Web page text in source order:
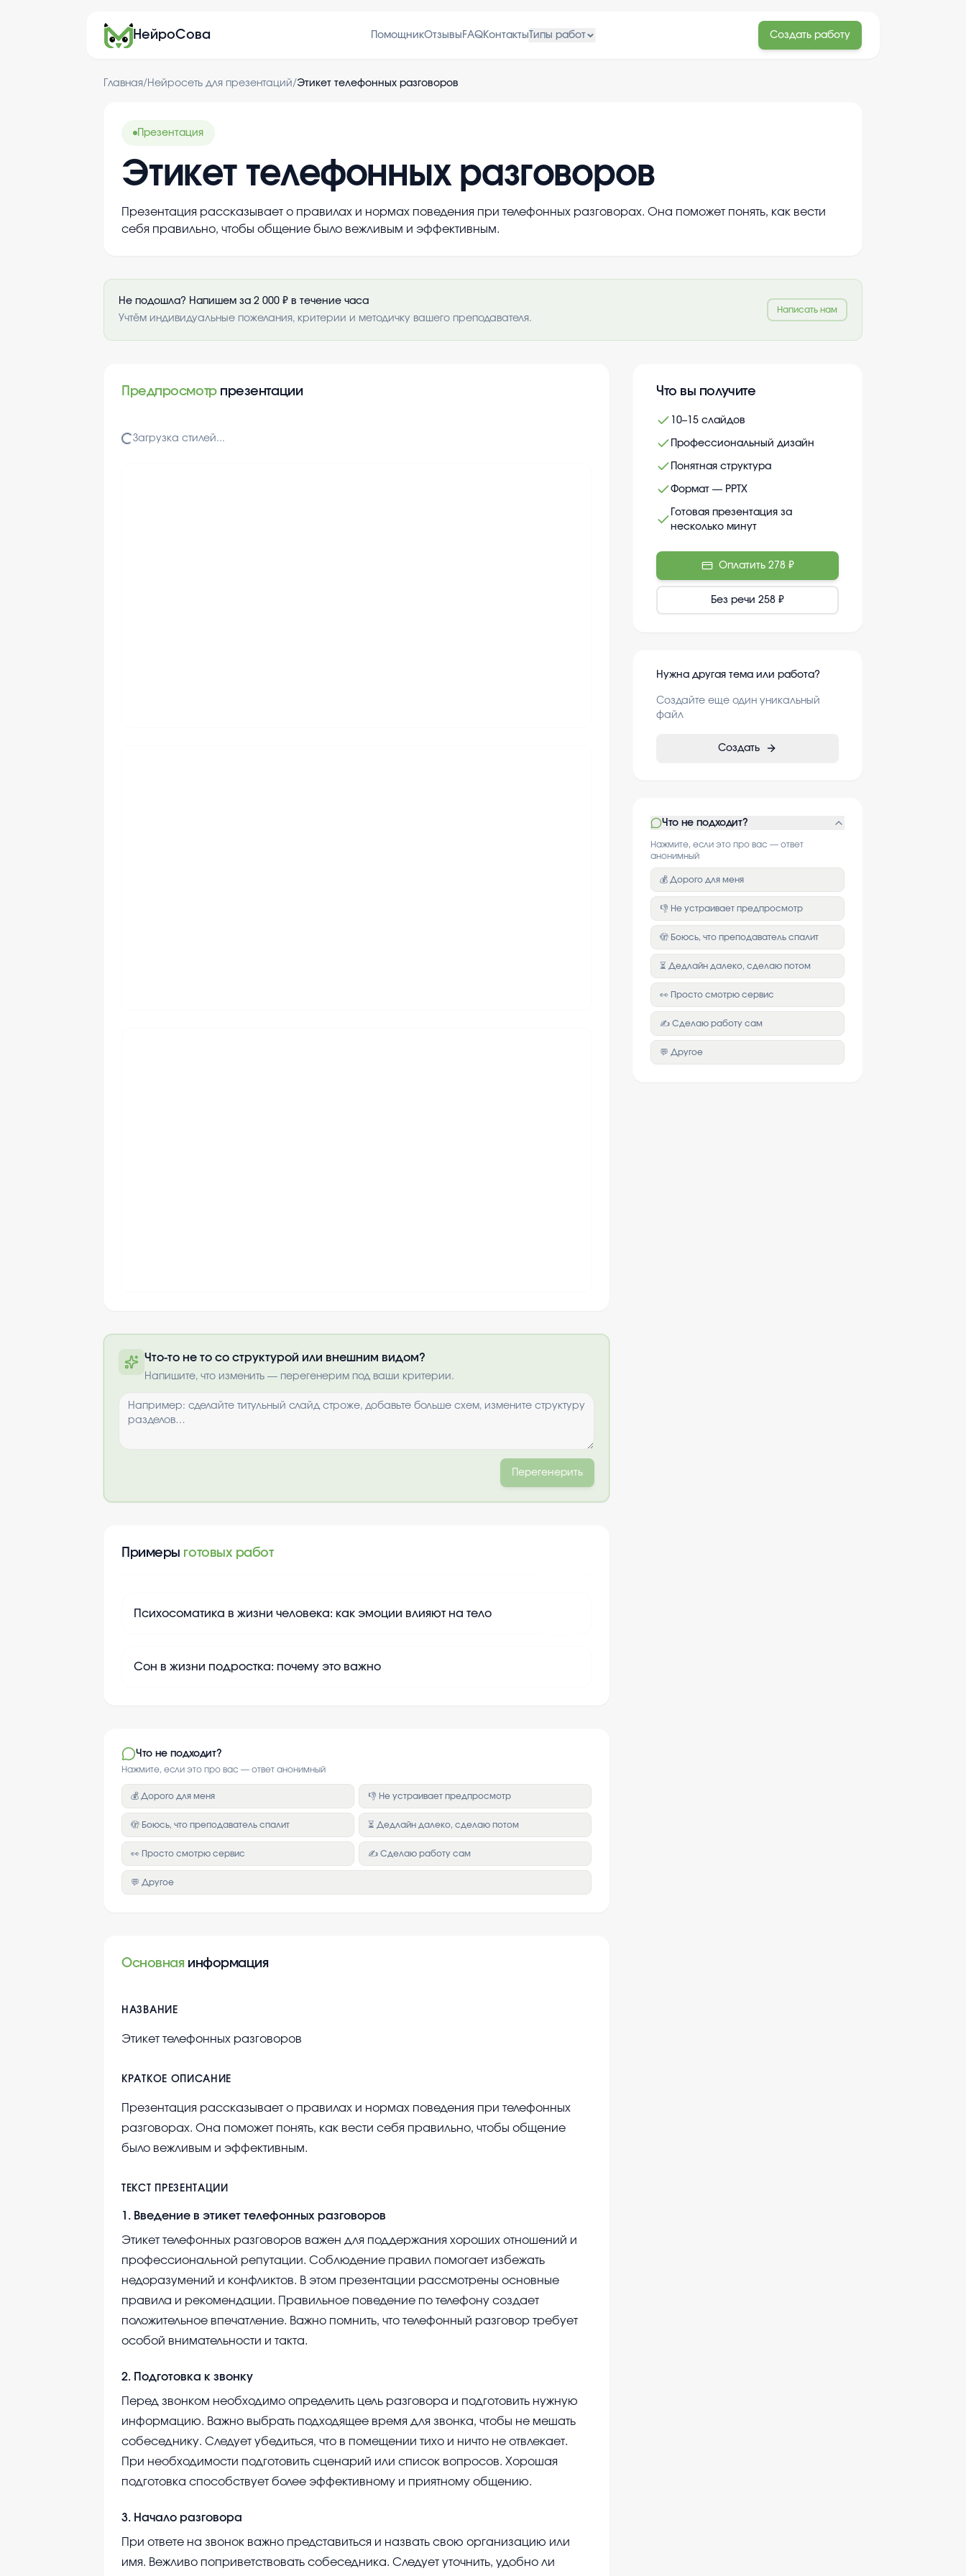
НейроСова ПомощникОтзывы FAQКонтакты Типы работ Создать работу
Главная/ Нейросеть для презентаций/Этикет телефонных разговоров
Презентация
Этикет телефонных разговоров
Презентация рассказывает о правилах и нормах поведения при телефонных разговорах. Она поможет понять, как вести
себя правильно, чтобы общение было вежливым и эффективным.
Не подошла? Напишем за 2 000 ₽ в течение часа
Учтём индивидуальные пожелания, критерии и методичку вашего преподавателя.
Написать нам
Предпросмотр презентации
Загрузка стилей...
Полную презентацию можно получить по
почте после оплаты
Выбрать опции
Что-то не то со структурой или внешним видом?
Напишите, что изменить — перегенерим под ваши критерии.
Перегенерить
Примеры готовых работ
Психосоматика в жизни человека: как эмоции влияют на тело
Сон в жизни подростка: почему это важно
Что не подходит?
Нажмите, если это про вас — ответ анонимный
💰 Дорого для меня 👎 Не устраивает предпросмотр
🫣 Боюсь, что преподаватель спалит ⏳ Дедлайн далеко, сделаю потом
👀 Просто смотрю сервис ✍️ Сделаю работу сам
💬 Другое
Основная информация
НАЗВАНИЕ
Этикет телефонных разговоров
КРАТКОЕ ОПИСАНИЕ
Презентация рассказывает о правилах и нормах поведения при телефонных
разговорах. Она поможет понять, как вести себя правильно, чтобы общение
было вежливым и эффективным.
ТЕКСТ ПРЕЗЕНТАЦИИ
1 . Введение в этикет телефонных разговоров
Этикет телефонных разговоров важен для поддержания хороших отношений и
профессиональной репутации. Соблюдение правил помогает избежать
недоразумений и конфликтов. В этом презентации рассмотрены основные
правила и рекомендации. Правильное поведение по телефону создает
положительное впечатление. Важно помнить, что телефонный разговор требует
особой внимательности и такта.
2. Подготовка к звонку
Перед звонком необходимо определить цель разговора и подготовить нужную
информацию. Важно выбрать подходящее время для звонка, чтобы не мешать
собеседнику. Следует убедиться, что в помещении тихо и ничто не отвлекает.
При необходимости подготовить сценарий или список вопросов. Хорошая
подготовка способствует более эффективному и приятному общению.
3. Начало разговора
При ответе на звонок важно представиться и назвать свою организацию или
имя. Вежливо поприветствовать собеседника. Следует уточнить, удобно ли
Что вы получите
10–15 слайдов
Профессиональный дизайн
Понятная структура
Формат — PPTX
Готовая презентация за
несколько минут
Оплатить 278 ₽
Без речи 258 ₽
Нужна другая тема или работа?
Создайте еще один уникальный
файл
Создать
Что не подходит?
Нажмите, если это про вас — ответ
анонимный
💰 Дорого для меня
👎 Не устраивает предпросмотр
🫣 Боюсь, что преподаватель спалит
⏳ Дедлайн далеко, сделаю потом
👀 Просто смотрю сервис
✍️ Сделаю работу сам
💬 Другое